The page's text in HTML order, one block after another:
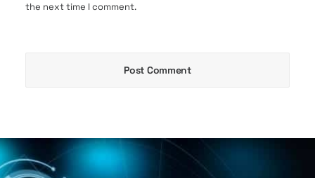
the next time I comment.